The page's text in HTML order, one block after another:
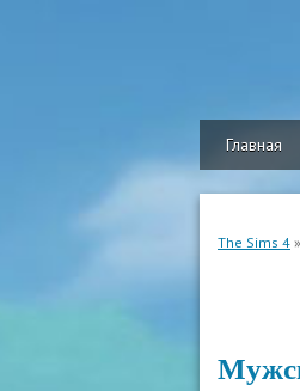
Главная
The Sims 4 »